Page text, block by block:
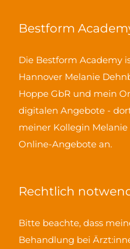
Bestform
Die Bestform Academy
Hannover Melanie
Hoppe GbR und mein
digitalen Angebote -
meiner Kollegin
Online-Angebote an.
Rechtlich
Bitte beachte, dass
Behandlung bei